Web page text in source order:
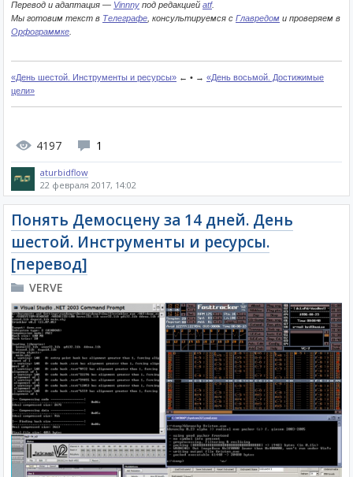
Перевод и адаптация — Vinnny под редакцией atf.
Мы готовим текст в Телеграфе , консультируемся с Главредом и проверяем в
Орфограммке
«День шестой. Инструменты и ресурсы» ← • → «День восьмой. Достижимые
цели»
4197 1
aturbidflow
22 февраля 2017, 14:02
Понять Демосцену за 14 дней. День
шестой. Инструменты и ресурсы.
[перевод]
VERVE